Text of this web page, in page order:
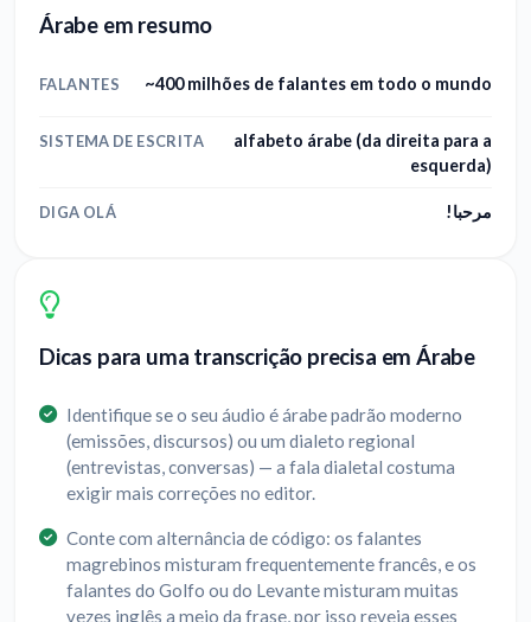
Árabe em resumo
FALANTES ~400 milhões de falantes em todo o mundo
SISTEMA DE ESCRITA
alfabeto árabe (da direita para a
esquerda)
DIGA OLÁ مرحبا!
Dicas para uma transcrição precisa em Árabe
Identifique se o seu áudio é árabe padrão moderno
(emissões, discursos) ou um dialeto regional
(entrevistas, conversas) — a fala dialetal costuma
exigir mais correções no editor.
Conte com alternância de código: os falantes
magrebinos misturam frequentemente francês, e os
falantes do Golfo ou do Levante misturam muitas
vezes inglês a meio da frase, por isso reveja esses